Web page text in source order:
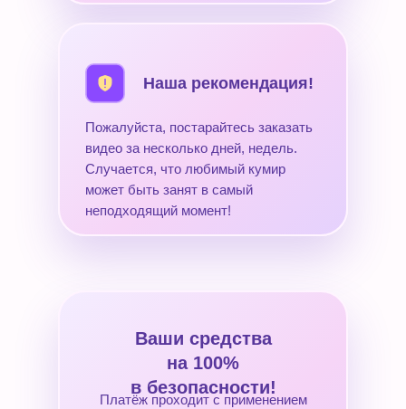
Пожалуйста, постарайтесь заказать
видео за несколько дней, недель.
Случается, что любимый кумир
может быть занят в самый
неподходящий момент!
Наша рекомендация!
Платёж проходит с применением
Ваши средства
на 100%
в безопасности!